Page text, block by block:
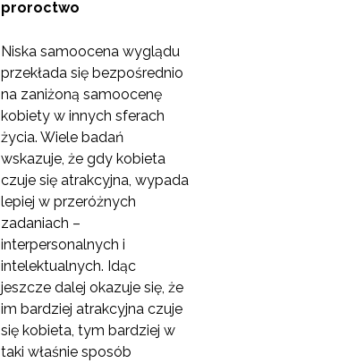
proroctwo
Niska samoocena wyglądu
przekłada się bezpośrednio
na zaniżoną samoocenę
kobiety w innych sferach
życia. Wiele badań
wskazuje, że gdy kobieta
czuje się atrakcyjna, wypada
lepiej w przeróżnych
zadaniach –
interpersonalnych i
intelektualnych. Idąc
jeszcze dalej okazuje się, że
im bardziej atrakcyjna czuje
się kobieta, tym bardziej w
taki właśnie sposób